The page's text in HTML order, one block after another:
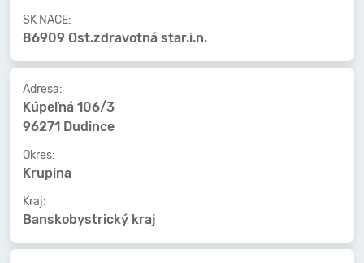
SK NACE:
86909 Ost.zdravotná star.i.n.
Adresa:
Kúpeľná 106/3
96271 Dudince
Okres:
Krupina
Kraj:
Banskobystrický kraj